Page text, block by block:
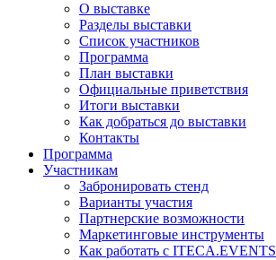
О выставке
Разделы выставки
Список участников
Программа
План выставки
Официальные приветствия
Итоги выставки
Как добраться до выставки
Контакты
Программа
Участникам
Забронировать стенд
Варианты участия
Партнерские возможности
Маркетинговые инструменты
Как работать с ITECA.EVENTS